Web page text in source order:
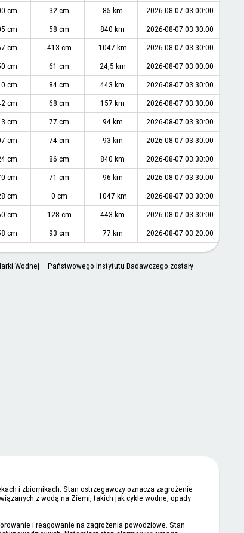
cm 32 cm 85 km 2026-08-07 03:00:00
cm 58 cm 840 km 2026-08-07 03:30:00
cm 413 cm 1047 km 2026-08-07 03:30:00
cm 61 cm 24,5 km 2026-08-07 03:00:00
cm 84 cm 443 km 2026-08-07 03:30:00
cm 68 cm 157 km 2026-08-07 03:30:00
cm 77 cm 94 km 2026-08-07 03:30:00
cm 74 cm 93 km 2026-08-07 03:30:00
cm 86 cm 840 km 2026-08-07 03:30:00
cm 71 cm 96 km 2026-08-07 03:30:00
cm 0 cm 1047 km 2026-08-07 03:30:00
cm 128 cm 443 km 2026-08-07 03:30:00
cm 93 cm 77 km 2026-08-07 03:20:00
Wodnej – Państwowego Instytutu Badawczego zostały
i zbiornikach. Stan ostrzegawczy oznacza zagrożenie
z wodą na Ziemi, takich jak cykle wodne, opady
i reagowanie na zagrożenia powodziowe. Stan